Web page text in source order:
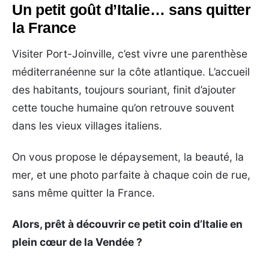
Un petit goût d’Italie… sans quitter
la France
Visiter Port-Joinville, c’est vivre une parenthèse
méditerranéenne sur la côte atlantique. L’accueil
des habitants, toujours souriant, finit d’ajouter
cette touche humaine qu’on retrouve souvent
dans les vieux villages italiens.
On vous propose le dépaysement, la beauté, la
mer, et une photo parfaite à chaque coin de rue,
sans même quitter la France.
Alors, prêt à découvrir ce petit coin d’Italie en
plein cœur de la Vendée ?